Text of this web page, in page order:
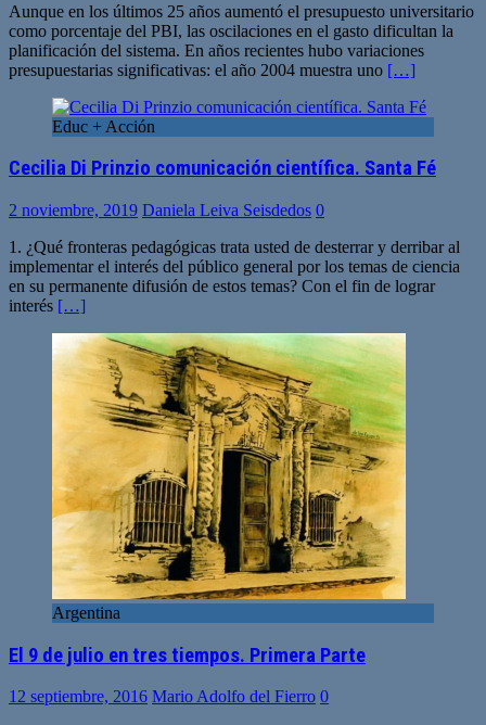
Aunque en los últimos 25 años aumentó el presupuesto universitario
como porcentaje del PBI, las oscilaciones en el gasto dificultan la
planificación del sistema. En años recientes hubo variaciones
presupuestarias significativas: el año 2004 muestra uno […]
Educ + Acción
Cecilia Di Prinzio comunicación científica. Santa Fé
2 noviembre, 2019 Daniela Leiva Seisdedos 0
1. ¿Qué fronteras pedagógicas trata usted de desterrar y derribar al
implementar el interés del público general por los temas de ciencia
en su permanente difusión de estos temas? Con el fin de lograr
interés […]
Argentina
El 9 de julio en tres tiempos. Primera Parte
12 septiembre, 2016 Mario Adolfo del Fierro 0